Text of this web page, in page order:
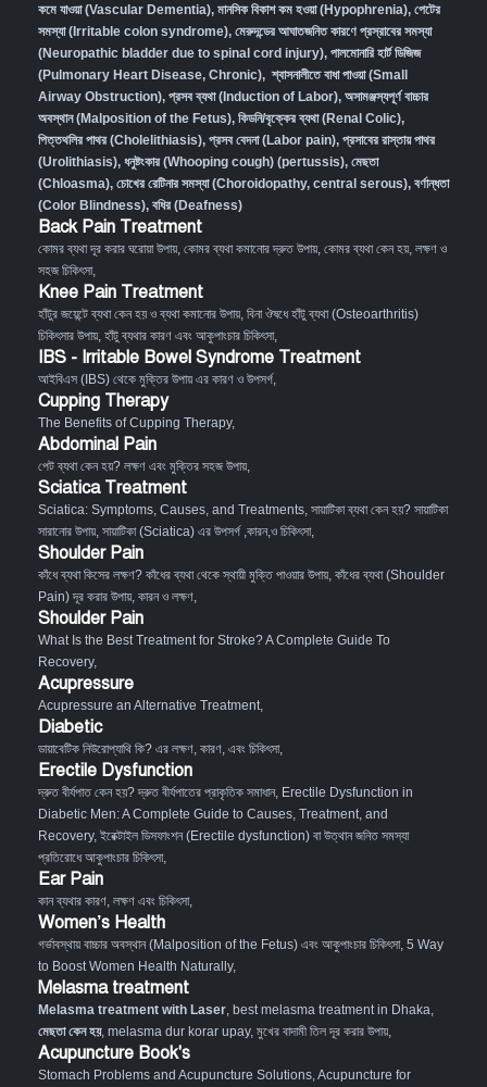
কমে যাওয়া (Vascular Dementia), মানসিক বিকাশ কম হওয়া (Hypophrenia), পেটের
সমস্যা (Irritable colon syndrome), মেরুদন্ডের আঘাতজনিত কারণে প্রস্রাবের সমস্যা
(Neuropathic bladder due to spinal cord injury), পালমোনারি হার্ট ডিজিজ
(Pulmonary Heart Disease, Chronic),শ্বাসনালীতে বাধা পাওয়া (Small
Airway Obstruction), প্রসব ব্যথা (Induction of Labor), অসামঞ্জস্যপূর্ণ বাচ্চার
অবস্থান (Malposition of the Fetus), কিডনি/বৃক্কের ব্যথা (Renal Colic),
পিত্তথলির পাথর (Cholelithiasis), প্রসব বেদনা (Labor pain), প্রসাবের রাস্তায় পাথর
(Urolithiasis), ধনুষ্টংকার (Whooping cough) (pertussis), মেছতা
(Chloasma), চোখের রেটিনার সমস্যা (Choroidopathy, central serous), বর্ণান্ধতা
(Color Blindness), বধির (Deafness)
Back Pain Treatment
কোমর ব্যথা দূর করার ঘরোয়া উপায় কোমর ব্যথা কমানোর দ্রুত উপায় কোমর ব্যথা কেন হয়, লক্ষণ ও
সহজ চিকিৎসা,
Knee Pain Treatment
হাঁটুর জয়েন্টে ব্যথা কেন হয় ও ব্যথা কমানোর উপায় বিনা ঔষধে হাঁটু ব্যথা (Osteoarthritis)
চিকিৎসার উপায় হাঁটু ব্যথার কারণ এবং আকুপাংচার চিকিৎসা,
IBS - Irritable Bowel Syndrome Treatment
আইবিএস (IBS) থেকে মুক্তির উপায় এর কারণ ও উপসর্গ,
Cupping Therapy
The Benefits of Cupping Therapy,
Abdominal Pain
পেট ব্যথা কেন হয়? লক্ষণ এবং মুক্তির সহজ উপায়
Sciatica Treatment
Sciatica: Symptoms, Causes, and Treatments সায়াটিকা ব্যথা কেন হয়? সায়াটিকা
সারানোর উপায় সায়াটিকা (Sciatica) এর উপসর্গ ,কারন,ও চিকিৎসা,
Shoulder Pain
কাঁধে ব্যথা কিসের লক্ষণ? কাঁধের ব্যথা থেকে স্থায়ী মুক্তি পাওয়ার উপায় কাঁধের ব্যথা (Shoulder
Pain) দূর করার উপায়, কারন ও লক্ষণ
Shoulder Pain
What Is the Best Treatment for Stroke? A Complete Guide To
Recovery,
Acupressure
Acupressure an Alternative Treatment
Diabetic
ডায়াবেটিক নিউরোপ্যাথি কি? এর লক্ষণ, কারণ, এবং চিকিৎসা,
Erectile Dysfunction
দ্রুত বীর্যপাত কেন হয়? দ্রুত বীর্যপাতের প্রাকৃতিক সমাধান, Erectile Dysfunction in
Diabetic Men: A Complete Guide to Causes, Treatment, and
Recovery, ইরেক্টাইল ডিসফাংশন (Erectile dysfunction) বা উত্থান জনিত সমস্যা
প্রতিরোধে আকুপাংচার চিকিৎসা,
Ear Pain
কান ব্যথার কারণ, লক্ষণ এবং চিকিৎসা,
Women’s Health
গর্ভাবস্থায় বাচ্চার অবস্থান (Malposition of the Fetus) এবং আকুপাংচার চিকিৎসা, 5 Way
to Boost Women Health Naturally,
Melasma treatment
Melasma treatment with Laser , best melasma treatment in Dhaka,
মেছতা কেন হয়, melasma dur korar upay, মুখের বাদামী তিল দূর করার উপায়,
Acupuncture Book's
Stomach Problems and Acupuncture Solutions Acupuncture for